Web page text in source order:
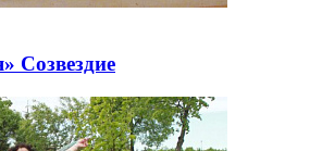
Созвездие